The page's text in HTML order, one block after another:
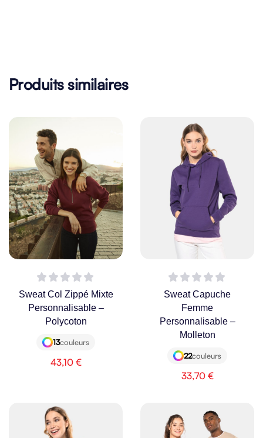
Produits similaires
Sweat Col Zippé Mixte
Personnalisable –
Polycoton
13couleurs
43,10 €
Sweat Capuche
Femme
Personnalisable –
Molleton
22couleurs
33,70 €